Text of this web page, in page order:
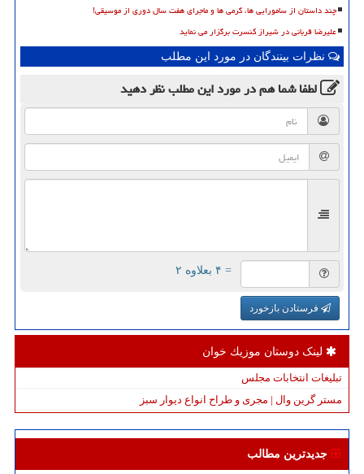
چند داستان از سامورایی ها، گرمی ها و ماجرای هفت سال دوری از موسیقی!
علیرضا قربانی در شیراز کنسرت برگزار می نماید
نظرات بینندگان در مورد این مطلب
لطفا شما همدر مورد این مطلبنظر دهید
= ۴ بعلاوه ۲
فرستادن بازخورد
لینک دوستان موزیك خوان
تبلیغات انتخابات مجلس
مستر گرین وال | مجری و طراح انواع دیوار سبز
جدیدترین مطالب